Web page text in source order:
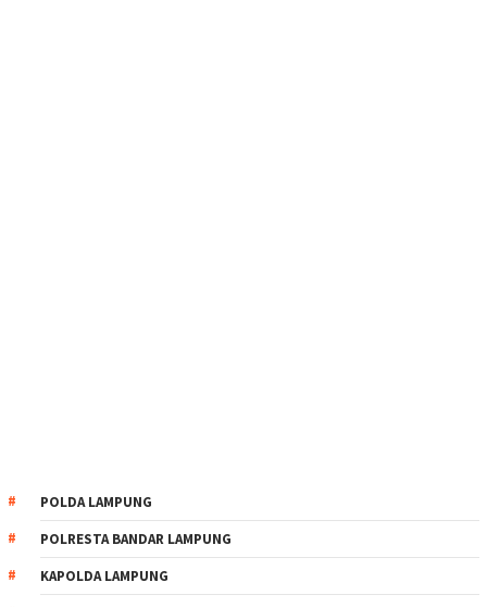
POLDA LAMPUNG
POLRESTA BANDAR LAMPUNG
KAPOLDA LAMPUNG